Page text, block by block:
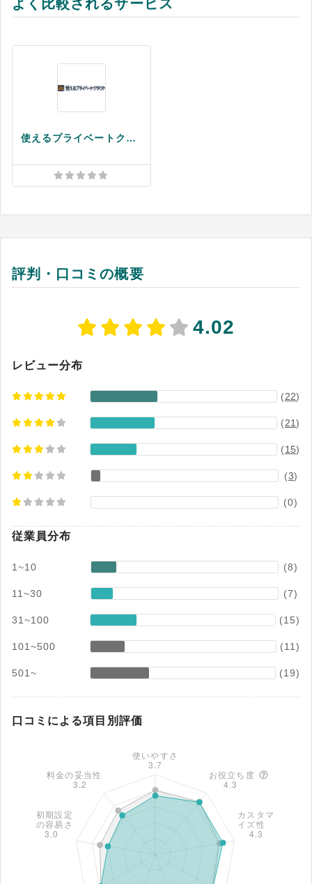
在するなかでも、共通のデータモデルと権限管理
面設計やロジック定義に加え、プログラムによる
APIを介した外部システムとの連携も可能で、デ
よく比較されるサービス
使えるプライベートクラウド
評判・口コミの概要
4.02
レビュー分布
(22)
(21)
(15)
(3)
(0)
従業員分布
1~10 (8)
11~30 (7)
31~100 (15)
101~500 (11)
501~ (19)
口コミによる項目別評価